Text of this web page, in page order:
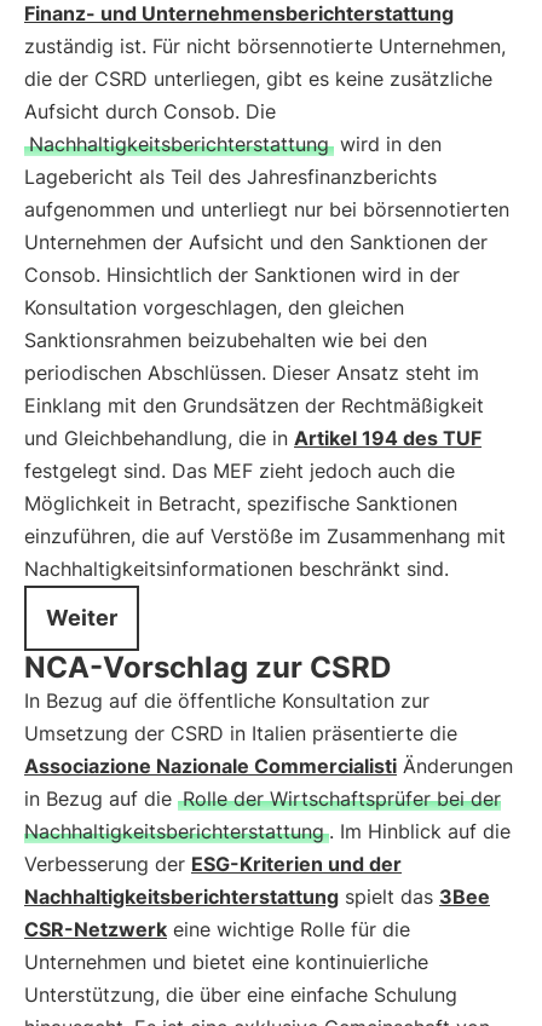
Finanz- und Unternehmensberichterstattung
zuständig ist. Für nicht börsennotierte Unternehmen,
die der CSRD unterliegen, gibt es keine zusätzliche
Aufsicht durch Consob. Die
Nachhaltigkeitsberichterstattung wird in den
Lagebericht als Teil des Jahresfinanzberichts
aufgenommen und unterliegt nur bei börsennotierten
Unternehmen der Aufsicht und den Sanktionen der
Consob. Hinsichtlich der Sanktionen wird in der
Konsultation vorgeschlagen, den gleichen
Sanktionsrahmen beizubehalten wie bei den
periodischen Abschlüssen. Dieser Ansatz steht im
Einklang mit den Grundsätzen der Rechtmäßigkeit
und Gleichbehandlung, die in Artikel 194 des TUF
festgelegt sind. Das MEF zieht jedoch auch die
Möglichkeit in Betracht, spezifische Sanktionen
einzuführen, die auf Verstöße im Zusammenhang mit
Nachhaltigkeitsinformationen beschränkt sind.
Weiter
NCA-Vorschlag zur CSRD
In Bezug auf die öffentliche Konsultation zur
Umsetzung der CSRD in Italien präsentierte die
Associazione Nazionale Commercialisti Änderungen
in Bezug auf die Rolle der Wirtschaftsprüfer bei der
Nachhaltigkeitsberichterstattung . Im Hinblick auf die
Verbesserung der ESG-Kriterien und der
Nachhaltigkeitsberichterstattung spielt das 3Bee
CSR-Netzwerk eine wichtige Rolle für die
Unternehmen und bietet eine kontinuierliche
Unterstützung, die über eine einfache Schulung